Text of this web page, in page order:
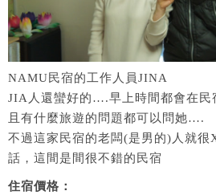
NAMU民宿的工作人員JINA
JIA人還蠻好的….早上時間都會在民
且有什麼旅遊的問題都可以問她….
不過這家民宿的老闆(是男的)人就很
話，這間是間很不錯的民宿
住宿價格：